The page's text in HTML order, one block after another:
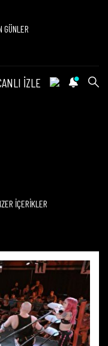
GÜNLER
İZLE
İÇERİKLER